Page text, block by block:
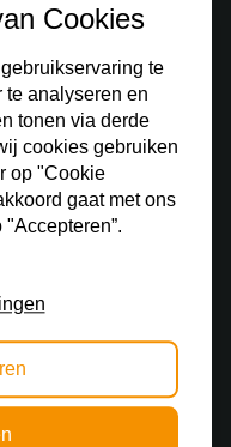
Cookies
te
te analyseren en
tonen via derde
cookies gebruiken
op "Cookie
gaat met ons